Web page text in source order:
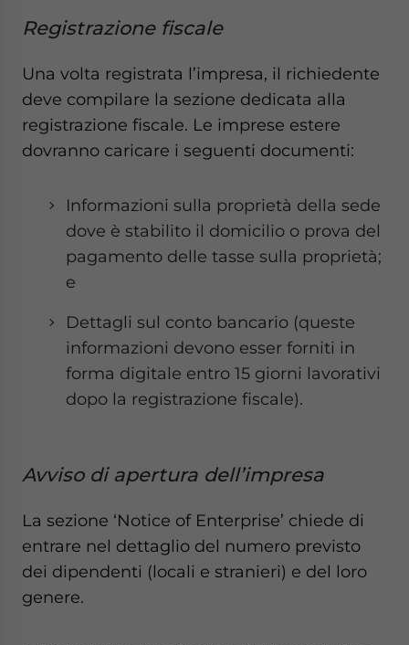
Registrazione fiscale
Una volta registrata l’impresa, il richiedente
deve compilare la sezione dedicata alla
registrazione fiscale. Le imprese estere
dovranno caricare i seguenti documenti:
Informazioni sulla proprietà della sede
dove è stabilito il domicilio o prova del
pagamento delle tasse sulla proprietà;
e
Dettagli sul conto bancario (queste
informazioni devono esser forniti in
forma digitale entro 15 giorni lavorativi
dopo la registrazione fiscale).
Avviso di apertura dell’impresa
La sezione ‘Notice of Enterprise’ chiede di
entrare nel dettaglio del numero previsto
dei dipendenti (locali e stranieri) e del loro
genere.